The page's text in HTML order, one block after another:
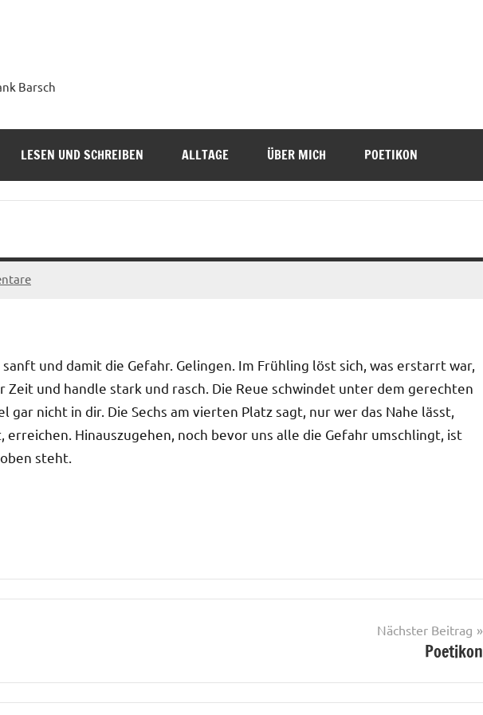
Barsch
LESEN UND SCHREIBEN ALLTAGE ÜBER MICH POETIKON
und damit die Gefahr. Gelingen. Im Frühling löst sich, was erstarrt war,
Zeit und handle stark und rasch. Die Reue schwindet unter dem gerechten
gar nicht in dir. Die Sechs am vierten Platz sagt, nur wer das Nahe lässt,
erreichen. Hinauszugehen, noch bevor uns alle die Gefahr umschlingt, ist
steht.
Nächster Beitrag
Poetikon